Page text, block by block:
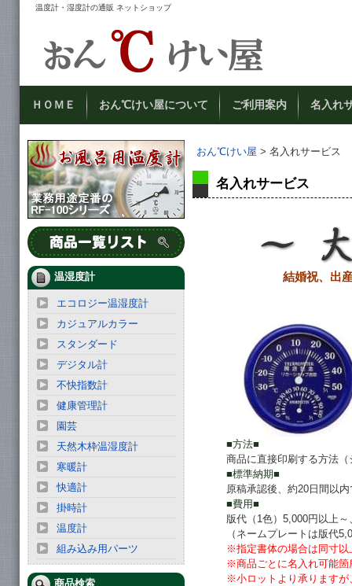
温度計・湿度計の通販 ネットショップ
ＨＯＭＥ おん℃けい屋について ご利用案内 名入れ
おん℃けい屋 > 名入れサービス
名入れサービス
結婚祝、出
■方法■
商品に直接印刷する方法
■標準納期■
原稿承認後、約20日間以
■費用■
版代（1色）5,000円以上
（ネームプレートは版代
※指定書体の場合は同寸以
※商品ごとに名入れ可能箇
※小ロットより承りますが
温湿度計
エコロジー温湿度計
カジュアルカラー
スタンダード
デジタル計
不快指数計
健康管理計
園芸
天然木枠温湿度計
寒暖計
快適計
掛時計
温度計
組み込み用パーツ
商品検索